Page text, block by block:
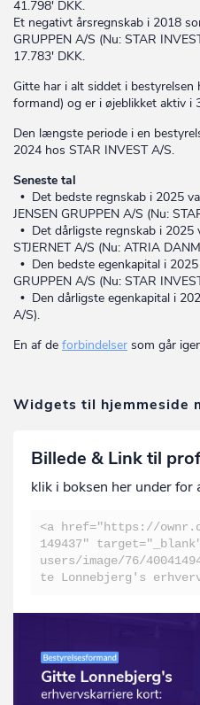
41.798' DKK.
Et negativt årsregnskab i 2018
GRUPPEN A/S (Nu: STAR
17.783' DKK.
Gitte har i alt siddet i
formand) og er i øjeblikket aktiv i
Den længste periode i en
2024 hos STAR INVEST A/S.
Seneste tal
• Det bedste regnskab i 2025
JENSEN GRUPPEN A/S (Nu:
• Det dårligste regnskab i 2025
STJERNET A/S (Nu: ATRIA
• Den bedste egenkapital i
GRUPPEN A/S (Nu: STAR
• Den dårligste egenkapital i
A/S).
En af de forbindelser som går
Widgets til hjemmeside
Billede & Link til
klik i boksen her under for
<a href="https://
149437"
users/image/76/
te Lonnebjerg's